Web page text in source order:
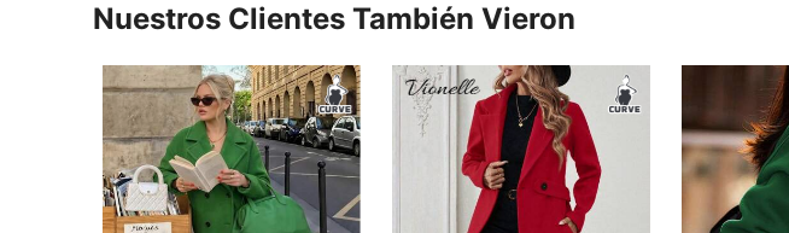
Nuestros Clientes También Vieron